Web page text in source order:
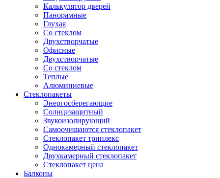
Калькулятор дверей
Панорамные
Глухая
Со стеклом
Двухстворчатые
Офисные
Двухстворчатые
Со стеклом
Теплые
Алюминиевые
Стеклопакеты
Энергосберегающие
Солнцезащитный
Звукоизолирующий
Самоочищаются стеклопакет
Стеклопакет триплекс
Однокамерный стеклопакет
Двухкамерный стеклопакет
Стеклопакет цена
Балконы